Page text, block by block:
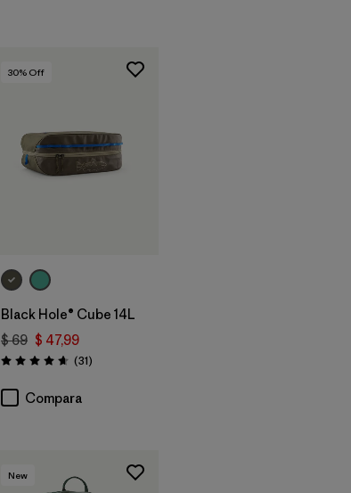
30% Off
Black Hole® Cube 14L
$ 69 $ 47,99
Valoración: 4.6 / 5
(31Comentarios
)
Compara
New